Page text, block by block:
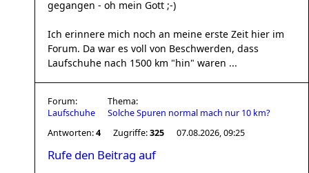
gegangen - oh mein Gott ;-)
Ich erinnere mich noch an meine erste Zeit hier im
Forum. Da war es voll von Beschwerden, dass
Laufschuhe nach 1500 km "hin" waren ...
Forum:
Laufschuhe
Thema:
Solche Spuren normal mach nur 10 km?
Antworten:4 Zugriffe:325 07.08.2026, 09:25
Rufe den Beitrag auf